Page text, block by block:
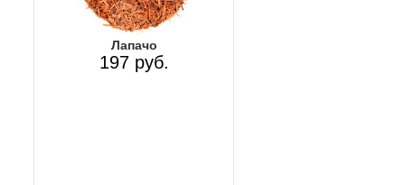
Лапачо
197 руб.